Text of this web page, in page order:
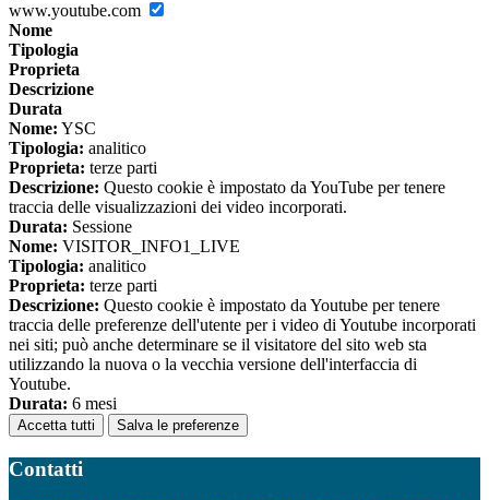
www.youtube.com
Nome
Tipologia
Proprieta
Descrizione
Durata
Nome: YSC
Tipologia: analitico
Proprieta: terze parti
Descrizione: Questo cookie è impostato da YouTube per tenere
traccia delle visualizzazioni dei video incorporati.
Durata: Sessione
Nome: VISITOR_INFO1_LIVE
Tipologia: analitico
Proprieta: terze parti
Descrizione: Questo cookie è impostato da Youtube per tenere
traccia delle preferenze dell'utente per i video di Youtube incorporati
nei siti; può anche determinare se il visitatore del sito web sta
utilizzando la nuova o la vecchia versione dell'interfaccia di
Youtube.
Durata: 6 mesi
Accetta tutti Salva le preferenze
Contatti